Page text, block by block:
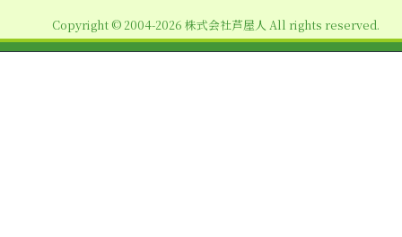
ン
Copyright © 2004-2026 株式会社芦屋人 All rights reserved.